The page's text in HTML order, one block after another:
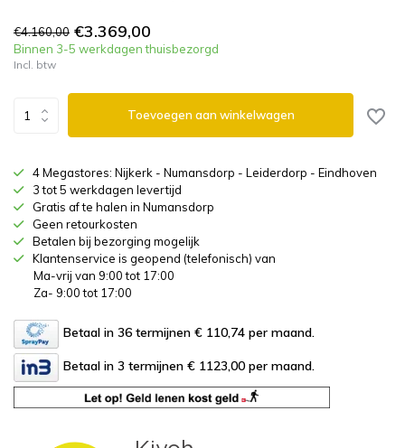
€4.160,00 €3.369,00
Binnen 3-5 werkdagen thuisbezorgd
Incl. btw
Toevoegen aan winkelwagen
4 Megastores: Nijkerk - Numansdorp - Leiderdorp - Eindhoven
3 tot 5 werkdagen levertijd
Gratis af te halen in Numansdorp
Geen retourkosten
Betalen bij bezorging mogelijk
Klantenservice is geopend (telefonisch) van
Ma-vrij van 9:00 tot 17:00
Za- 9:00 tot 17:00
Betaal in 36 termijnen € 110,74 per maand.
Betaal in 3 termijnen € 1123,00 per maand.